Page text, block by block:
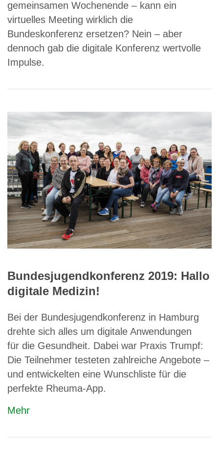
gemeinsamen Wochenende – kann ein
virtuelles Meeting wirklich die
Bundeskonferenz ersetzen? Nein – aber
dennoch gab die digitale Konferenz wertvolle
Impulse.
Bundesjugendkonferenz 2019: Hallo
digitale Medizin!
Bei der Bundesjugendkonferenz in Hamburg
drehte sich alles um digitale Anwendungen
für die Gesundheit. Dabei war Praxis Trumpf:
Die Teilnehmer testeten zahlreiche Angebote –
und entwickelten eine Wunschliste für die
perfekte Rheuma-App.
Mehr